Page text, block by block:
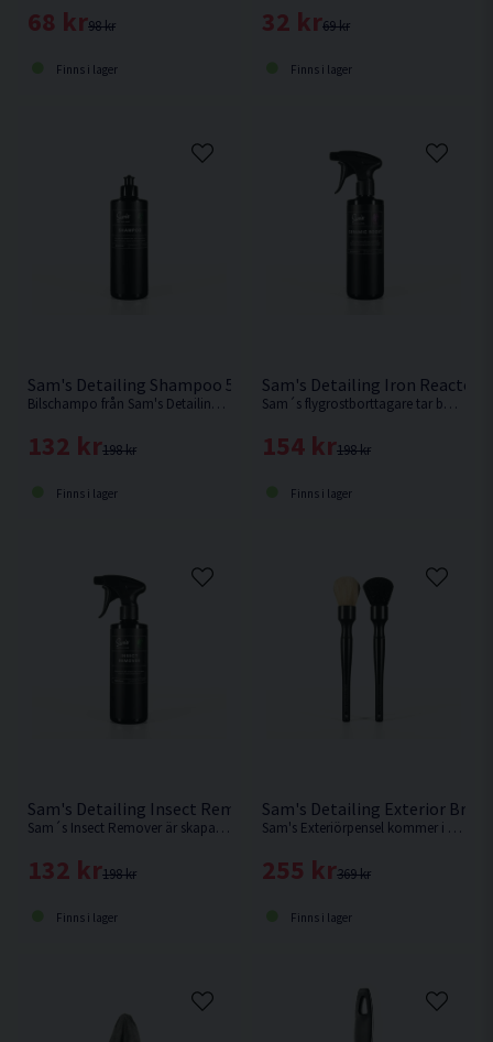
98 kr
68 kr
Finns i lager
69 kr
32 kr
Finns i lager
Sam's Detailing Shampoo 500ml Bilschampo
Bilschampo från Sam's Detailing med doft av bubbelgum.
198 kr
132 kr
Finns i lager
Sam's Detailing Iron Reactor
Sam´s flygrostborttagare tar bort järnbaserade föroreningar och skapar en blödande effekt när produkten kommer i kontakt med föroreningar.
198 kr
154 kr
Finns i lager
Sam's Detailing Insect Remover 500ml Insektsborttagare
Sam´s Insect Remover är skapad för att enkelt ta bort intorkade insekter och intorkat insektsrester...
198 kr
132 kr
Finns i lager
Sam's Detailing Exterior
Sam's Exteriörpensel kommer i ett set om 2.
369 kr
255 kr
Finns i lager